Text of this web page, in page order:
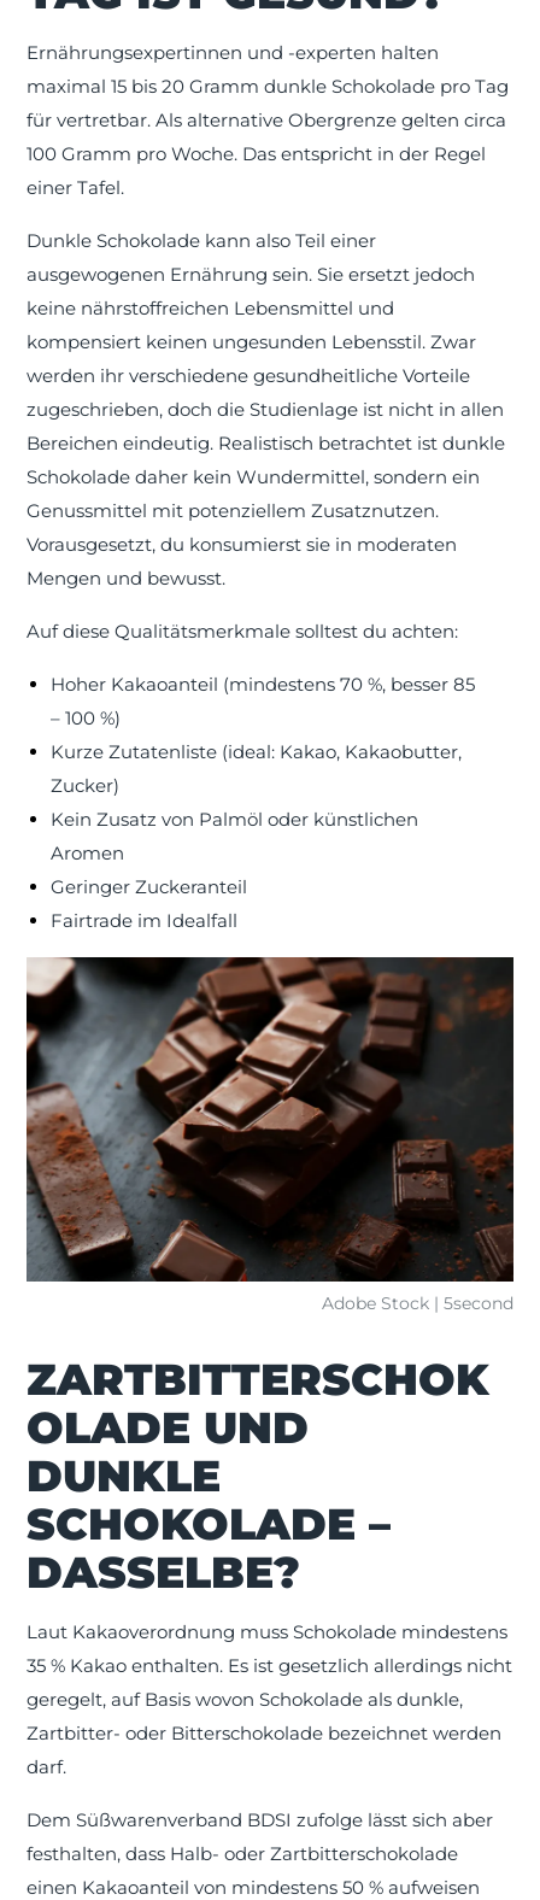
Ernährungsexpertinnen und -experten halten
maximal 15 bis 20 Gramm dunkle Schokolade pro Tag
für vertretbar. Als alternative Obergrenze gelten circa
100 Gramm pro Woche. Das entspricht in der Regel
einer Tafel.
Dunkle Schokolade kann also Teil einer
ausgewogenen Ernährung sein. Sie ersetzt jedoch
keine nährstoffreichen Lebensmittel und
kompensiert keinen ungesunden Lebensstil. Zwar
werden ihr verschiedene gesundheitliche Vorteile
zugeschrieben, doch die Studienlage ist nicht in allen
Bereichen eindeutig. Realistisch betrachtet ist dunkle
Schokolade daher kein Wundermittel, sondern ein
Genussmittel mit potenziellem Zusatznutzen.
Vorausgesetzt, du konsumierst sie in moderaten
Mengen und bewusst.
Auf diese Qualitätsmerkmale solltest du achten:
Hoher Kakaoanteil (mindestens 70 %, besser 85
– 100 %)
Kurze Zutatenliste (ideal: Kakao, Kakaobutter,
Zucker)
Kein Zusatz von Palmöl oder künstlichen
Aromen
Geringer Zuckeranteil
Fairtrade im Idealfall
Adobe Stock | 5second
ZARTBITTERSCHOK
OLADE UND
DUNKLE
SCHOKOLADE –
DASSELBE?
Laut Kakaoverordnung muss Schokolade mindestens
35 % Kakao enthalten. Es ist gesetzlich allerdings nicht
geregelt, auf Basis wovon Schokolade als dunkle,
Zartbitter- oder Bitterschokolade bezeichnet werden
darf.
Dem Süßwarenverband BDSI zufolge lässt sich aber
festhalten, dass Halb- oder Zartbitterschokolade
einen Kakaoanteil von mindestens 50 % aufweisen